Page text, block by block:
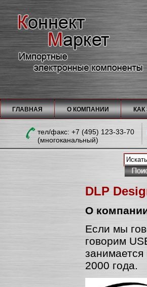
ГЛАВНАЯ О КОМПАНИИ
тел/факc: +7 (495) 123-33-70
(многоканальный)
DLP
О
Если мы
говорим
2000 года.